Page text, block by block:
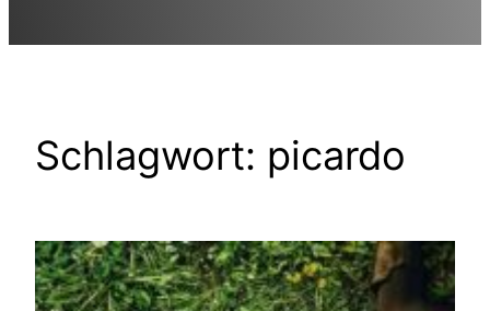
Schlagwort: picardo